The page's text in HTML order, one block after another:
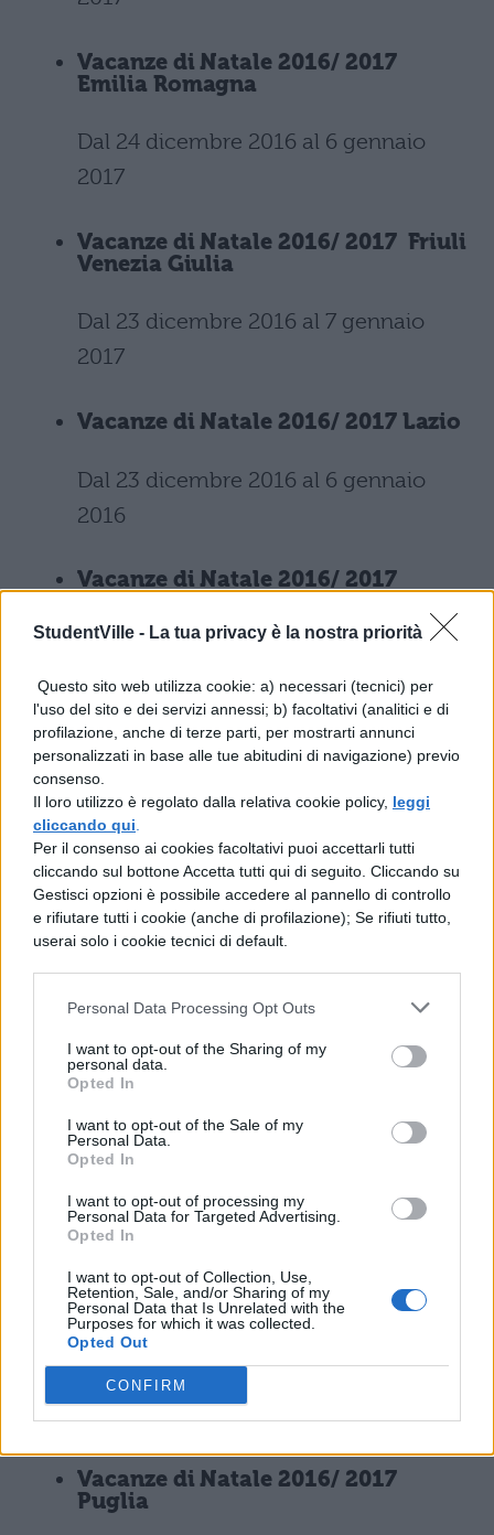
StudentVille - La tua privacy è la nostra priorità
Questo sito web utilizza cookie: a) necessari (tecnici) per
l'uso del sito e dei servizi annessi; b) facoltativi (analitici e di
profilazione, anche di terze parti, per mostrarti annunci
personalizzati in base alle tue abitudini di navigazione) previo
consenso.
Il loro utilizzo è regolato dalla relativa cookie policy, leggi
cliccando qui
Per il consenso ai cookies facoltativi puoi accettarli tutti
cliccando sul bottone Accetta tutti qui di seguito. Cliccando su
Gestisci opzioni è possibile accedere al pannello di controllo
e rifiutare tutti i cookie (anche di profilazione); Se rifiuti tutto,
userai solo i cookie tecnici di default.
Personal Data Processing Opt Outs
I want to opt-out of the Sharing of my
personal data.
Opted In
I want to opt-out of the Sale of my
Personal Data.
Opted In
I want to opt-out of processing my
Personal Data for Targeted Advertising.
Opted In
I want to opt-out of Collection, Use,
Retention, Sale, and/or Sharing of my
Personal Data that Is Unrelated with the
Purposes for which it was collected.
Opted Out
CONFIRM
Vacanze di Natale 2016/ 2017
Emilia Romagna
Dal 24 dicembre 2016 al 6 gennaio
2017
Vacanze di Natale 2016/ 2017 Friuli
Venezia Giulia
Dal 23 dicembre 2016 al 7 gennaio
2017
Vacanze di Natale 2016/ 2017 Lazio
Dal 23 dicembre 2016 al 6 gennaio
2016
Vacanze di Natale 2016/ 2017
2017
Vacanze di Natale 2016/ 2017
Lombardia
Dal 23 dicembre 2016 al 6 gennaio
2017
Vacanze di Natale 2016/ 2017
Dal 24 dicembre 2016 al 6 gennaio
2017
Vacanze di Natale 2016/ 2017
Molise
Dal 23 dicembre 2016 al 7 gennaio
2017
Vacanze di Natale 2016/ 2017
Piemonte
Dal 24 dicembre 2016 al 7 gennaio
2017
Vacanze di Natale 2016/ 2017
Puglia